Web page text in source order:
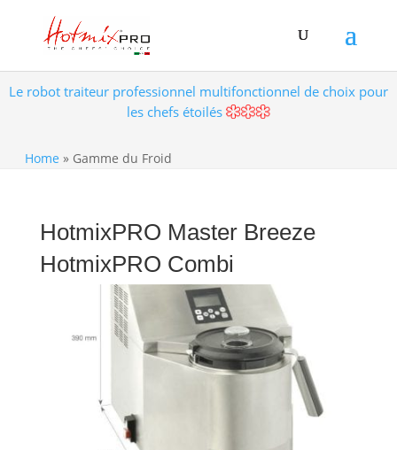
Le robot traiteur professionnel multifonctionnel de choix pour
les chefs étoilés
Home » Gamme du Froid
HotmixPRO Master Breeze
HotmixPRO Combi